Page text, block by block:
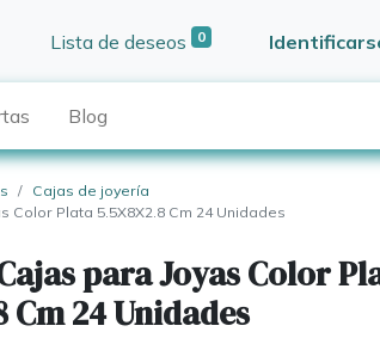
Lista de deseos 0
Blog
Cajas de joyería
Color Plata 5.5X8X2.8 Cm 24 Unidades
para Joyas Color
Cm 24 Unidades